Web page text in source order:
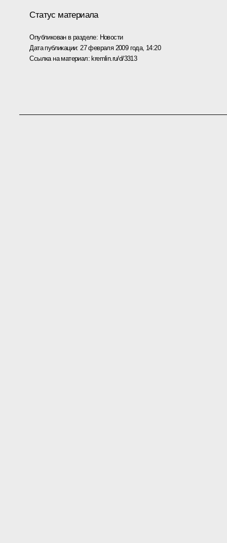
Статус материала
Опубликован в разделе: Новости
Дата публикации: 27 февраля 2009 года, 14:20
Ссылка на материал:kremlin.ru/d/3313